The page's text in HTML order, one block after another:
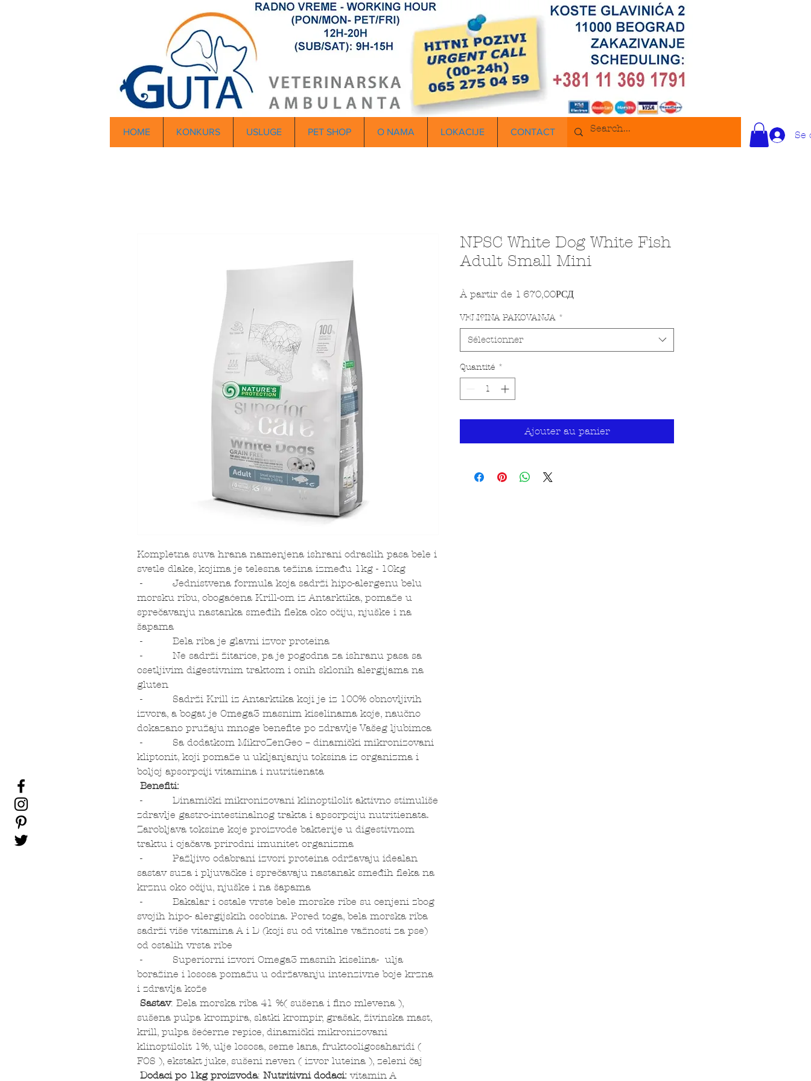
HOME KONKURS USLUGE PET SHOP O NAMA LOKACIJE CONTACT Se
Kompletna suva hrana namenjena ishrani odraslih pasa bele i
svetle dlake, kojima je telesna težina između 1kg - 10kg
- Jednistvena formula koja sadrži hipo-alergenu belu
morsku ribu, obogaćena Krill-om iz Antarktika, pomaže u
sprečavanju nastanka smeđih fleka oko očiju, njuške i na
šapama
- Bela riba je glavni izvor proteina
- Ne sadrži žitarice, pa je pogodna za ishranu pasa sa
osetljivim digestivnim traktom i onih sklonih alergijama na
gluten
- Sadrži Krill iz Antarktika koji je iz 100% obnovljivih
izvora, a bogat je Omega3 masnim kiselinama koje, naučno
dokazano pružaju mnoge benefite po zdravlje Vašeg ljubimca
- Sa dodatkom MikroZenGeo – dinamički mikronizovani
kliptonit, koji pomaže u ukljanjanju toksina iz organizma i
boljoj apsorpciji vitamina i nutritienata
Benefiti:
- Dinamički mikronizovani klinoptilolit aktivno stimuliše
zdravlje gastro-intestinalnog trakta i apsorpciju nutritienata.
Zarobljava toksine koje proizvode bakterije u digestivnom
traktu i ojačava prirodni imunitet organizma
- Pažljivo odabrani izvori proteina održavaju idealan
sastav suza i pljuvačke i sprečavaju nastanak smeđih fleka na
krznu oko očiju, njuške i na šapama
- Bakalar i ostale vrste bele morske ribe su cenjeni zbog
svojih hipo- alergijskih osobina. Pored toga, bela morska riba
sadrži više vitamina A i D (koji su od vitalne važnosti za pse)
od ostalih vrsta ribe
- Superiorni izvori Omega3 masnih kiselina- ulja
boražine i lososa pomažu u održavanju intenzivne boje krzna
i zdravlja kože
Sastav: Bela morska riba 41 %( sušena i fino mlevena ),
sušena pulpa krompira, slatki krompir, grašak, živinska mast,
krill, pulpa šećerne repice, dinamički mikronizovani
klinoptilolit 1%, ulje lososa, seme lana, fruktooligosaharidi (
FOS ), ekstakt juke, sušeni neven ( izvor luteina ), zeleni čaj
Dodaci po 1kg proizvoda: Nutritivni dodaci: vitamin A
NPSC White Dog White Fish
Adult Small Mini
À partir de 1 670,00РСДPrix promotionnel
VELI?INA PAKOVANJA *
Sélectionner
Quantité *
Ajouter au panier